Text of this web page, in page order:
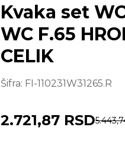
Kvaka set
WC F.65
CELIK
Šifra: FI-110231W31265.R
2.721,87 RSD